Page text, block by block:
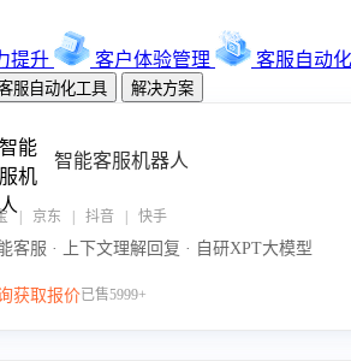
提升 客户体验管理 客服自动
服自动化工具 解决方案
智能客服机器人
| 京东 | 抖音 | 快手
客服 · 上下文理解回复 · 自研XPT大模型
获取报价已售5999+